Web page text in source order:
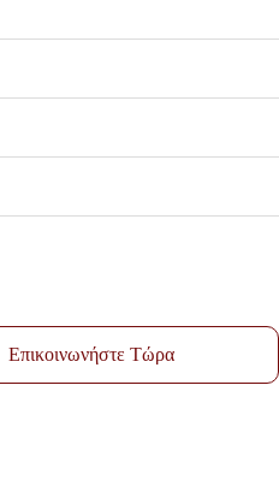
Επικοινωνήστε Τώρα